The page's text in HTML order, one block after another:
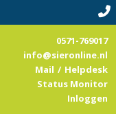
0571-769017
info@sieronline.nl
Mail / Helpdesk
Status Monitor
Inloggen